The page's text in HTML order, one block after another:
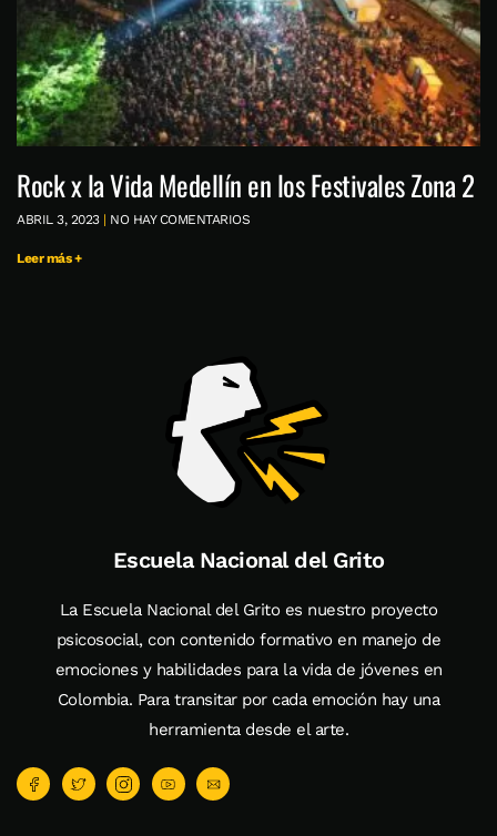
Rock x la Vida Medellín en los Festivales Zona 2
ABRIL 3, 2023 NO HAY COMENTARIOS
Leer más +
Escuela Nacional del Grito
La Escuela Nacional del Grito es nuestro proyecto
psicosocial, con contenido formativo en manejo de
emociones y habilidades para la vida de jóvenes en
Colombia. Para transitar por cada emoción hay una
herramienta desde el arte.